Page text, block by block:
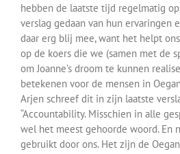
Sponsoring
Over ons
Contact
hebben de laatste tijd regelmatig
verslag gedaan van hun ervaringen
daar erg blij mee, want het helpt
op de koers die we (samen met de
om Joanne’s droom te kunnen
betekenen voor de mensen in
Arjen schreef dit in zijn laatste
“Accountability. Misschien in alle
wel het meest gehoorde woord. En
gebruikt door ons. Het zijn de